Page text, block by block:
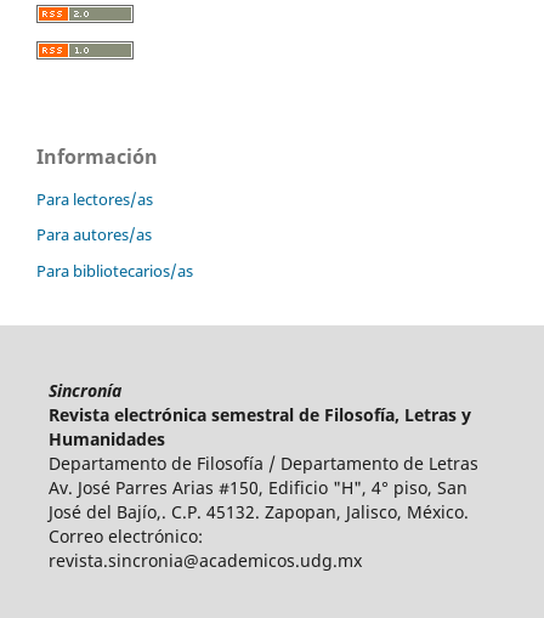
Información
Para lectores/as
Para autores/as
Para bibliotecarios/as
Sincronía
Revista electrónica semestral de Filosofía, Letras y
Humanidades
Departamento de Filosofía / Departamento de Letras
Av. José Parres Arias #150, Edificio "H", 4° piso, San
José del Bajío,. C.P. 45132. Zapopan, Jalisco, México.
Correo electrónico:
revista.sincronia@academicos.udg.mx